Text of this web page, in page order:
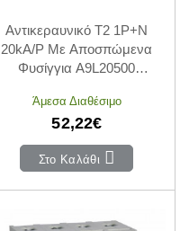
Αντικεραυνικό T2 1P+N
20kA/P Με Αποσπώμενα
Φυσίγγια A9L20500
Άμεσα Διαθέσιμο
52,22€
Στο Καλάθι